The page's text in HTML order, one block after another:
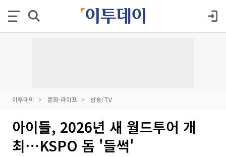
이투데이 문화·라이프 방송/TV
아이들, 2026년 새 월드투어 개
최⋯KSPO 돔 '들썩'